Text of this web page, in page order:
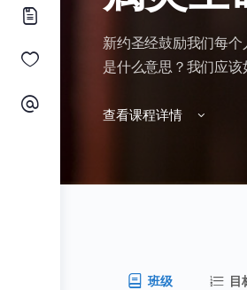
新约圣经鼓励我们每
是什么意思？我们应该
查看课程详情
班级 目